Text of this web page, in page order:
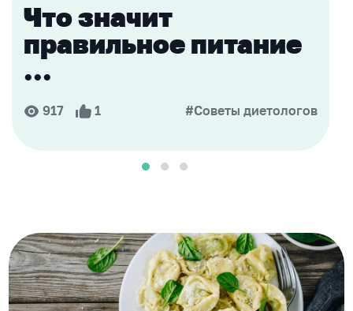
Что значит
правильное питание
...
917 1 #Советы диетологов